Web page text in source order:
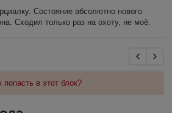
Состояние абсолютно нового
Сходил только раз на охоту, не моё.
попасть в этот блок?